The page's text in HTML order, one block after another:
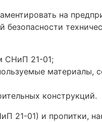
на
СНиП 21-01;
конструкций.
21-01) и пропитки,